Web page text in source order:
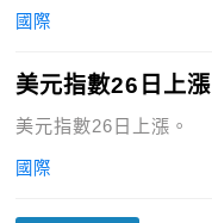
國際
美元指數26日上漲
美元指數26日上漲。
國際